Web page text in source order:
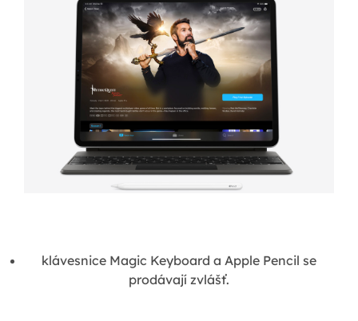
klávesnice Magic Keyboard a Apple Pencil se
prodávají zvlášť.